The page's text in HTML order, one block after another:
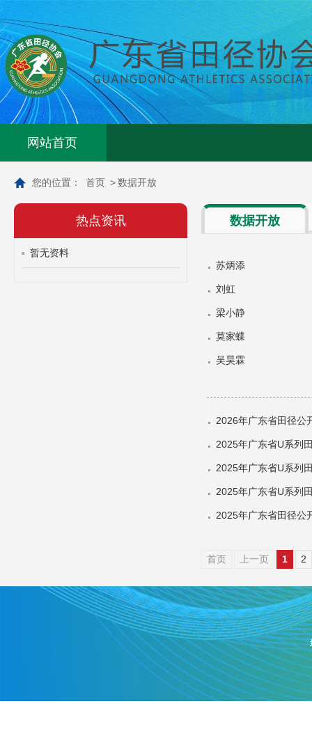
网站首页
您的位置： 首页 >数据开放
热点资讯
暂无资料
数据开放
苏炳添
刘虹
梁小静
莫家蝶
吴昊霖
2026年广东省田径公
2025年广东省U系列
2025年广东省U系列
2025年广东省U系列
2025年广东省田径公
首页 上一页 1 2